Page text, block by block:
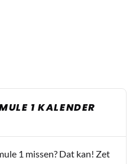
1 KALENDER
1 missen? Dat kan! Zet